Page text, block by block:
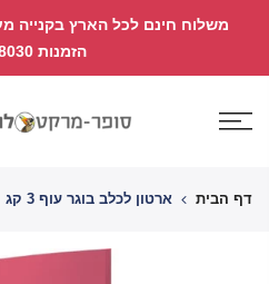
הזמנות 098358030
דף הבית ארטון לכלב בוגר עוף 3 קג